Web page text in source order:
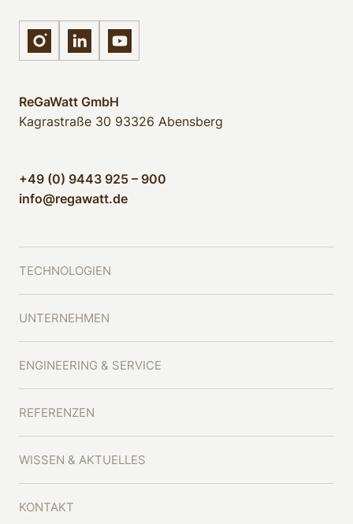
ReGaWatt GmbH
Kagrastraße 30 93326 Abensberg
+49 (0) 9443 925 – 900
info@regawatt.de
TECHNOLOGIEN
UNTERNEHMEN
ENGINEERING & SERVICE
REFERENZEN
WISSEN & AKTUELLES
KONTAKT